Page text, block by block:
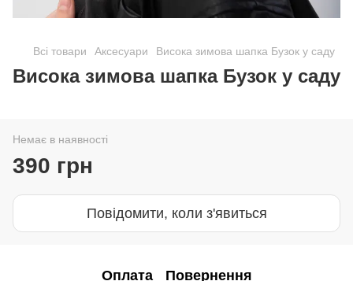
Всі товари Аксесуари Висока зимова шапка Бузок у саду
Висока зимова шапка Бузок у саду
Немає в наявності
390 грн
Повідомити, коли з'явиться
Оплата Повернення